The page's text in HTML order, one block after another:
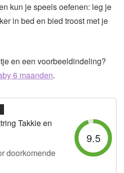
kun je speels oefenen: leg je
in bed en bied troost met je
en een voorbeeldindeling?
6 maanden.
Takkie en
doorkomende
9.5